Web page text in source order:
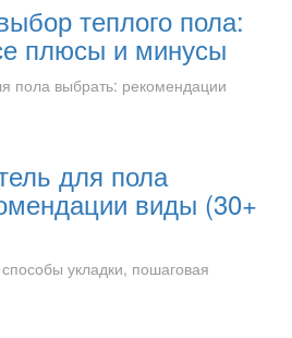
теплого пола:
плюсы и минусы
для пола
виды (30+